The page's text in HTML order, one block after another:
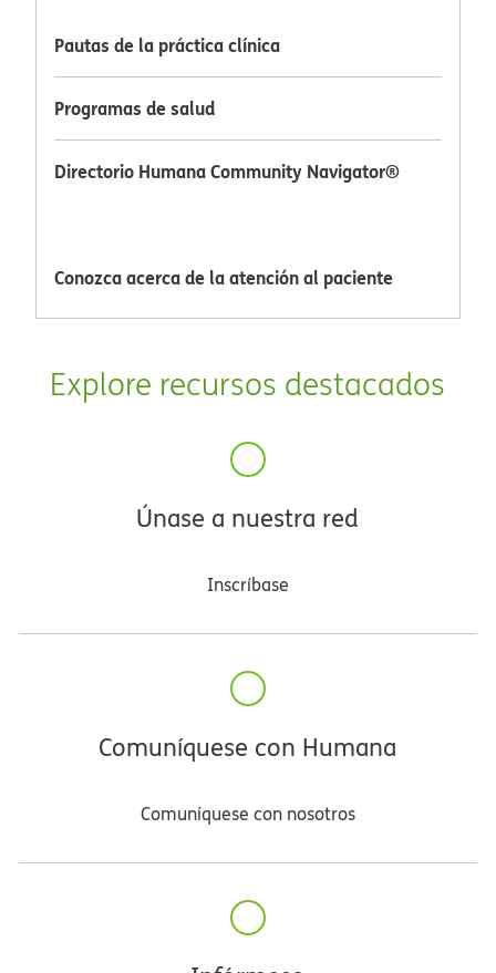
Pautas de la práctica clínica​​
Programas de salud​​
Directorio Humana Community Navigator®​​
Conozca acerca de la atención al paciente​​
Explore recursos destacados​​
Únase a nuestra red​​
Inscríbase​​
Comuníquese con Humana​​
Comuníquese con nosotros​​